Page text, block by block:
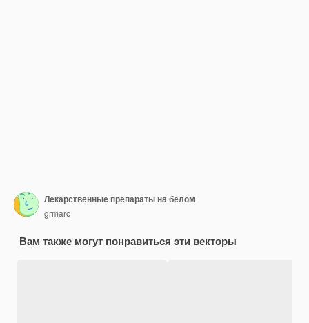
Лекарственные препараты на белом
grmarc
Вам также могут понравиться эти векторы